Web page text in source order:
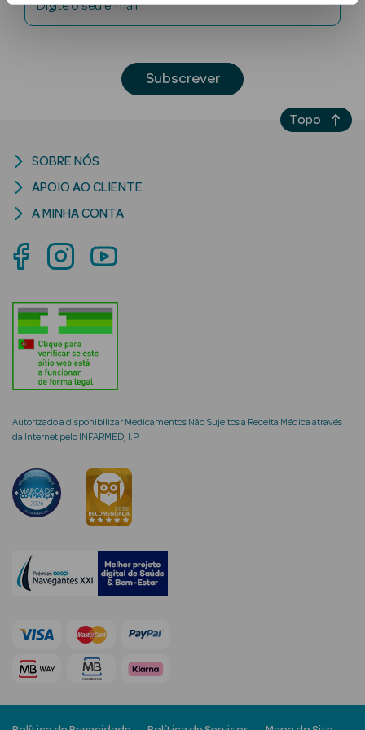
Ver Tudo
Corpo
Rosto
Solares Bebé e
Criança
Ver Tudo
Hidratantes
Séruns Faciais
Creme de Olhos
Digite o seu e-mail
Subscrever
Autorizado a disponibilizar Medicamentos Não Sujeitos a Receita Médica através
da Internet pelo INFARMED, I.P.
SOBRE NÓS
APOIO AO CLIENTE
A MINHA CONTA
Topo